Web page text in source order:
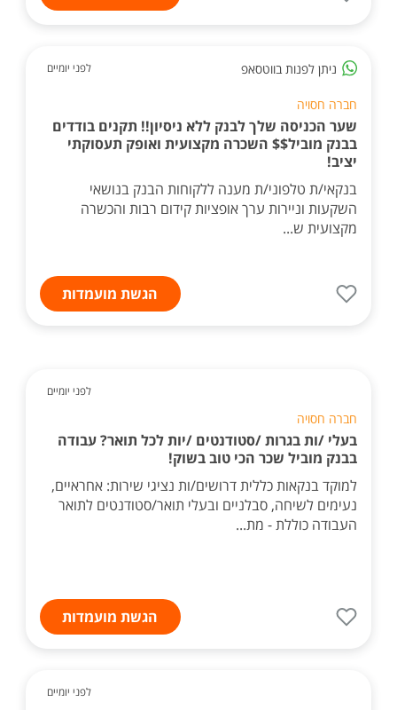
ניתן לפנות בווטסאפ לפני יומיים
חברה חסויה
שער הכניסה שלך לבנק ללא ניסיון!! תקנים בודדים
בבנק מוביל$$ השכרה מקצועית ואופק תעסוקתי
יציב!
בנקאי/ת טלפוני/ת מענה ללקוחות הבנק בנושאי
השקעות וניירות ערך אופציות קידום רבות והכשרה
מקצועית ש...
הגשת מועמדות
לפני יומיים
חברה חסויה
בעלי /ות בגרות /סטודנטים /יות לכל תואר? עבודה
בבנק מוביל שכר הכי טוב בשוק!
למוקד בנקאות כללית דרושים/ות נציגי שירות: אחראיים,
נעימים לשיחה, סבלניים ובעלי תואר/סטודנטים לתואר
העבודה כוללת - מת...
הגשת מועמדות
לפני יומיים